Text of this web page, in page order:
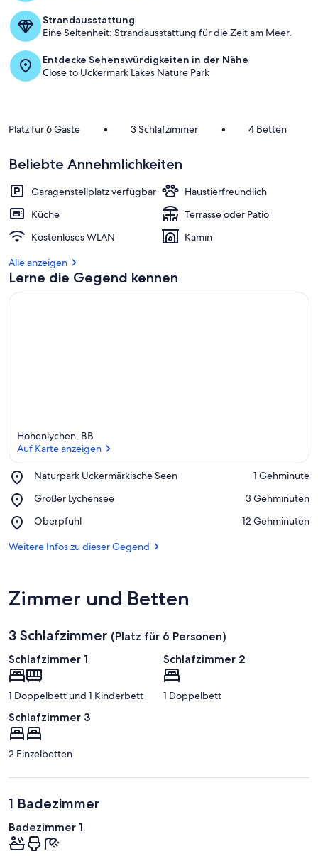
Strandausstattung
Eine Seltenheit: Strandausstattung für die Zeit am Meer.
Entdecke Sehenswürdigkeiten in der Nähe
Close to Uckermark Lakes Nature Park
Platz für 6 Gäste • 3 Schlafzimmer • 4 Betten
Beliebte Annehmlichkeiten
Garagenstellplatz verfügbar
Haustierfreundlich
Küche
Terrasse oder Patio
Kostenloses WLAN
Kamin
Alle anzeigen
Lerne die Gegend kennen
Hohenlychen, BB
Auf Karte anzeigen
Naturpark Uckermärkische Seen
Place,
Uckermärkische
‪1 Gehminute‬
Großer Lychensee
Place,
Lychensee
‪3 Gehminuten‬
Oberpfuhl
Place,
‪12 Gehminuten‬
Weitere Infos zu dieser Gegend
Zimmer und Betten
3 Schlafzimmer (Platz für 6 Personen)
Schlafzimmer 1
1 Doppelbett und 1 Kinderbett
Schlafzimmer 2
1 Doppelbett
Schlafzimmer 3
2 Einzelbetten
1 Badezimmer
Badezimmer 1